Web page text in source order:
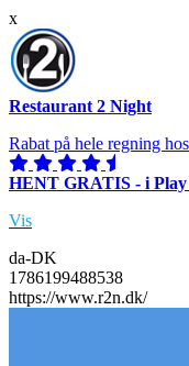
x
Restaurant 2 Night
Rabat på hele regning
HENT GRATIS - i Play
Vis
da-DK
1786199488538
https://www.r2n.dk/